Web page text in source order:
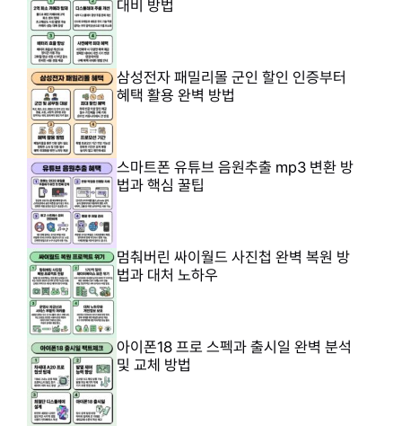
대비 방법
삼성전자 패밀리몰 군인 할인 인증부터
혜택 활용 완벽 방법
스마트폰 유튜브 음원추출 mp3 변환 방
법과 핵심 꿀팁
멈춰버린 싸이월드 사진첩 완벽 복원 방
법과 대처 노하우
아이폰18 프로 스펙과 출시일 완벽 분석
및 교체 방법